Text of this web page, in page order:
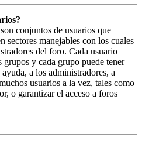
conjuntos de usuarios que
sectores manejables con los cuales
del foro. Cada usuario
grupos y cada grupo puede tener
a los administradores, a
usuarios a la vez, tales como
o garantizar el acceso a foros